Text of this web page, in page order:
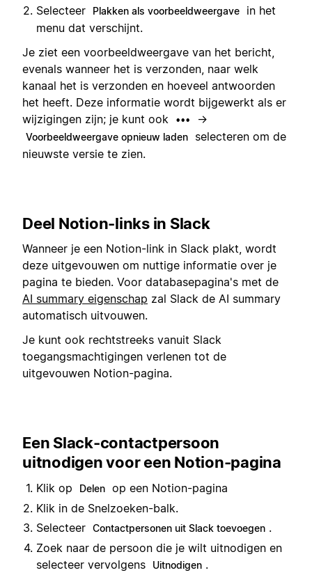
Selecteer Plakken als voorbeeldweergave
in het
menu dat verschijnt.
Je ziet een voorbeeldweergave van het bericht,
evenals wanneer het is verzonden, naar welk
kanaal het is verzonden en hoeveel antwoorden
het heeft. Deze informatie wordt bijgewerkt als er
wijzigingen zijn; je kunt ook
••• →
Voorbeeldweergave opnieuw laden
selecteren om de
nieuwste versie te zien.
Deel Notion-links in Slack
Wanneer je een Notion-link in Slack plakt, wordt
deze uitgevouwen om nuttige informatie over je
pagina te bieden. Voor databasepagina's met de
AI summary eigenschap zal Slack de AI summary
automatisch uitvouwen.
Je kunt ook rechtstreeks vanuit Slack
toegangsmachtigingen verlenen tot de
uitgevouwen Notion-pagina.
Een Slack-contactpersoon
uitnodigen voor een Notion-pagina
Klik op Delen op een Notion-pagina
Klik in de Snelzoeken-balk.
Selecteer Contactpersonen uit Slack toevoegen .
Zoek naar de persoon die je wilt uitnodigen en
selecteer vervolgens
Uitnodigen .